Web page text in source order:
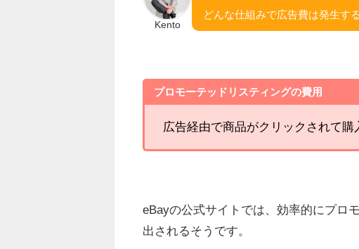
Kento
どんな仕組みで広告費は発生す
プロモーテッドリスティングの費用
広告経由で商品がクリックされて購
eBayの公式サイトでは、効率的にプロ
出されるそうです。